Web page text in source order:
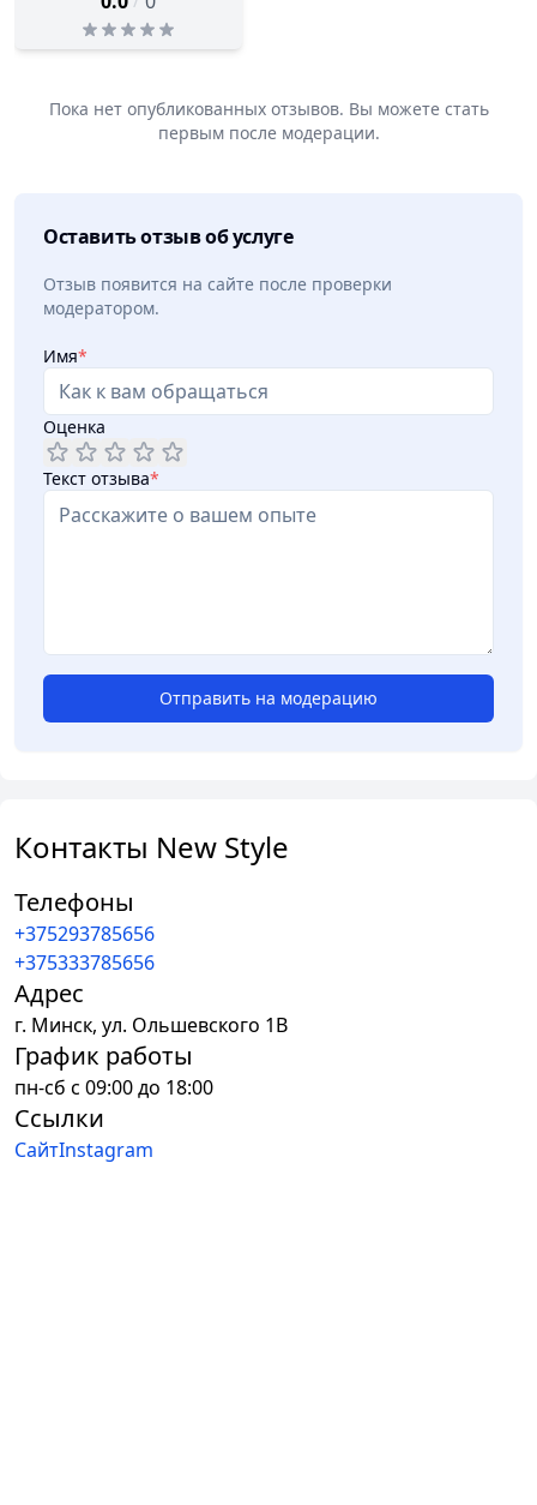
Пока нет опубликованных отзывов. Вы можете стать
первым после модерации.
Оставить отзыв об услуге
Отзыв появится на сайте после проверки
модератором.
Имя*
Оценка
Текст отзыва*
Отправить на модерацию
Контакты New Style
Телефоны
+375293785656
+375333785656
Адрес
г. Минск, ул. Ольшевского 1В
График работы
пн-сб с 09:00 до 18:00
Ссылки
СайтInstagram